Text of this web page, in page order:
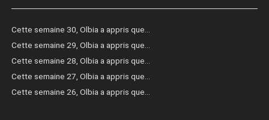
Cette semaine 30, Olbia a appris que…
Cette semaine 29, Olbia a appris que…
Cette semaine 28, Olbia a appris que…
Cette semaine 27, Olbia a appris que…
Cette semaine 26, Olbia a appris que…